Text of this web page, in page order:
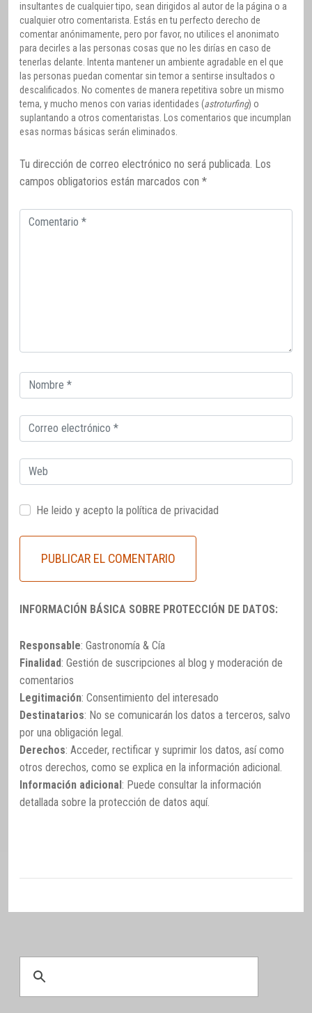
insultantes de cualquier tipo, sean dirigidos al autor de la página o a
cualquier otro comentarista. Estás en tu perfecto derecho de
comentar anónimamente, pero por favor, no utilices el anonimato
para decirles a las personas cosas que no les dirías en caso de
tenerlas delante. Intenta mantener un ambiente agradable en el que
las personas puedan comentar sin temor a sentirse insultados o
descalificados. No comentes de manera repetitiva sobre un mismo
tema, y mucho menos con varias identidades (astroturfing) o
suplantando a otros comentaristas. Los comentarios que incumplan
esas normas básicas serán eliminados.
Tu dirección de correo electrónico no será publicada. Los
campos obligatorios están marcados con *
Comentario
Correo
electrónico
Correo
electrónico
Web
He leido y acepto la política de privacidad
INFORMACIÓN BÁSICA SOBRE PROTECCIÓN DE DATOS:
Responsable: Gastronomía & Cía
Finalidad: Gestión de suscripciones al blog y moderación de
comentarios
Legitimación: Consentimiento del interesado
Destinatarios: No se comunicarán los datos a terceros, salvo
por una obligación legal.
Derechos: Acceder, rectificar y suprimir los datos, así como
otros derechos, como se explica en la información adicional.
Información adicional : Puede consultar la información
detallada sobre la protección de datos aquí.